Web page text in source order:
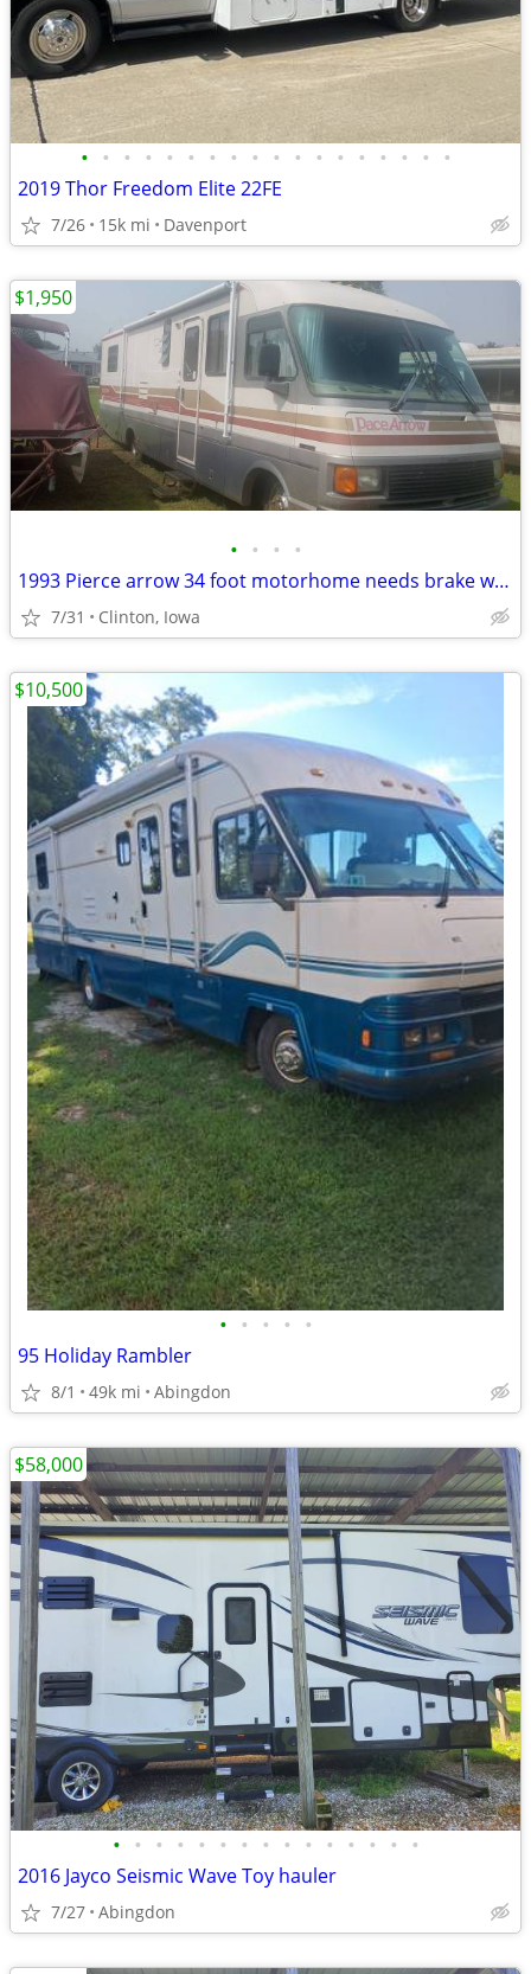
• • • • • • • • • • • • • • • • • •
2019 Thor Freedom Elite 22FE
7/26 15k mi Davenport
• • • •
1993 Pierce arrow 34 foot motorhome needs brake work
7/31 Clinton, Iowa
$1,950
• • • • •
95 Holiday Rambler
8/1 49k mi Abingdon
$10,500
• • • • • • • • • • • • • • •
2016 Jayco Seismic Wave Toy hauler
7/27 Abingdon
$58,000